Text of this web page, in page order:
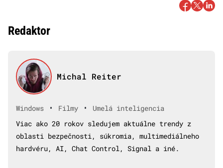
Redaktor
Michal Reiter
Windows • Filmy •
Umelá inteligencia
Viac ako 20 rokov sledujem aktuálne trendy z
oblasti bezpečnosti, súkromia, multimediálneho
hardvéru, AI, Chat Control, Signal a iné.